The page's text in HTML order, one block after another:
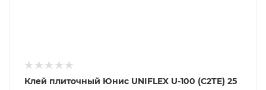
Клей плиточный Юнис UNIFLEX U-100 (C2TE) 25